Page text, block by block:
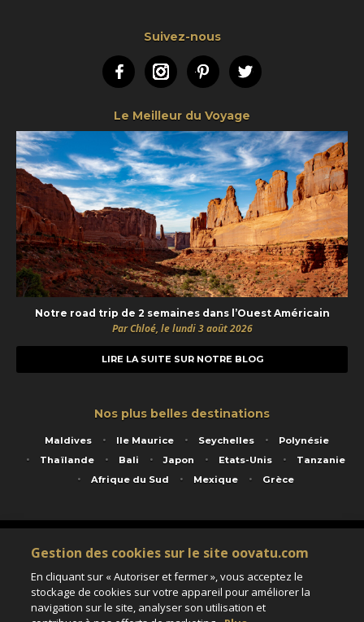
Suivez-nous
FacebookInstagramPinterestTwitter
Le Meilleur du Voyage
Notre road trip de 2 semaines dans l’Ouest Américain
Par Chloé, le lundi 3 août 2026
LIRE LA SUITE SUR NOTRE BLOG
Nos plus belles destinations
Maldives Ile Maurice Seychelles
Polynésie
Thaïlande
Bali Japon Etats-Unis
Tanzanie
Afrique du Sud
Mexique Grèce
Service animé par Nautil Voyages - 22 rue Georges Picquart 75017 Paris - S.A.S
au capital de 155 696 euros - RCS Paris B 423 671 973 - Code APE 7911Z
Matricule Atout France IM075100020 - Garantie financière Groupama - Agrément IATA
Assurance responsabilité civile et professionnelle HISCOX RCP0081066
Gestion des cookies sur le site oovatu.com
En cliquant sur « Autoriser et fermer », vous acceptez le
stockage de cookies sur votre appareil pour améliorer la
navigation sur le site, analyser son utilisation et